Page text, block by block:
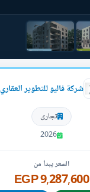
شركة فاليو للتطوير العقاري
تجارى
2026
السعر يبدأ من
9,287,600 EGP